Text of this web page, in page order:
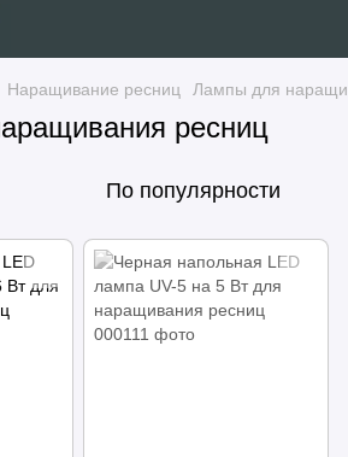
Наращивание ресниц Лампы для
ресниц
По популярности